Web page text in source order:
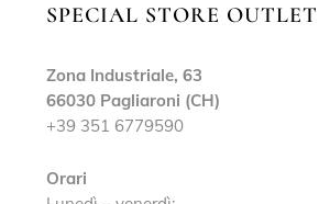
SPECIAL STORE OUTLET
Zona Industriale, 63
66030 Pagliaroni (CH)
+39 351 6779590
Orari